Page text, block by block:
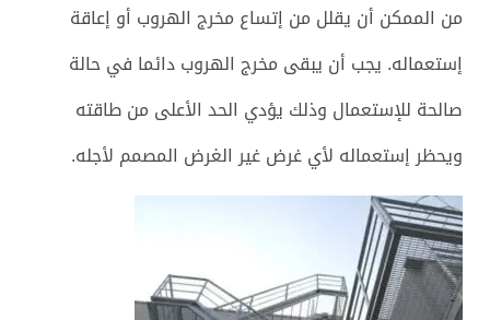
من الممكن أن يقلل من إتساع مخرج الهروب أو إعاقة
إستعماله. يجب أن يبقى مخرج الهروب دائما في حالة
صالحة للإستعمال وذلك يؤدي الحد الأعلى من طاقته
ويحظر إستعماله لأي غرض غير الغرض المصمم لأجله.